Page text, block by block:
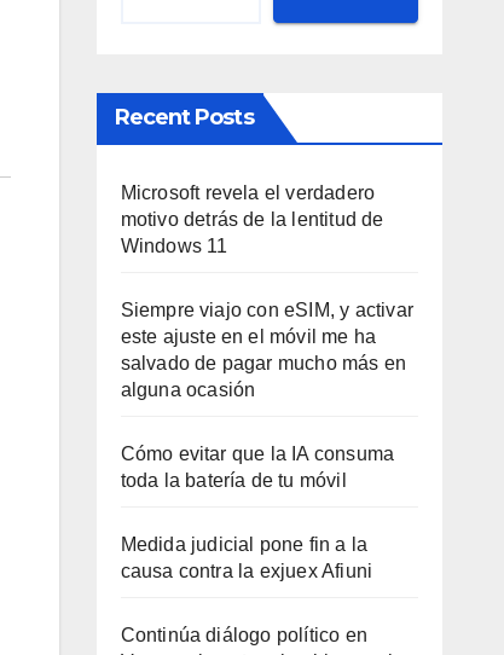
Recent Posts
Microsoft revela el verdadero
motivo detrás de la lentitud de
Windows 11
Siempre viajo con eSIM, y activar
este ajuste en el móvil me ha
salvado de pagar mucho más en
alguna ocasión
Cómo evitar que la IA consuma
toda la batería de tu móvil
Medida judicial pone fin a la
causa contra la exjuex Afiuni
Continúa diálogo político en